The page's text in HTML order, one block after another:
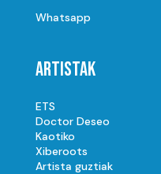
Whatsapp
Artistak
ETS
Doctor Deseo
Kaotiko
Xiberoots
Artista guztiak